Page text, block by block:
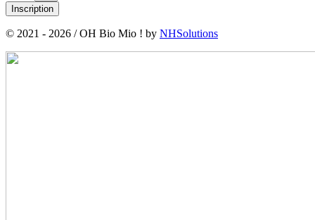
Inscription
© 2021 - 2026 / OH Bio Mio ! by NHSolutions